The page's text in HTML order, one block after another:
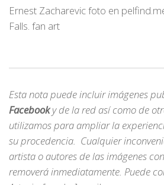
Ernest Zacharevic foto en pelfind.me/ JPS Foto en
Falls. fan art
Facebooky de la red así como de
utilizamos para ampliar la
su procedencia. Cualquier
artista o autores de las imágenes
removerá inmediatamente. Puede